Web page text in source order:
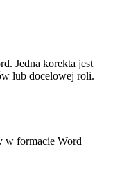
Jedna korekta jest
lub docelowej roli.
w formacie Word